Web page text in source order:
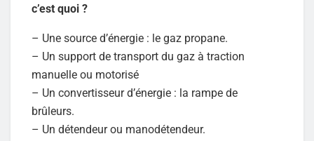
c’est quoi ?
– Une source d’énergie : le gaz propane.
– Un support de transport du gaz à traction
manuelle ou motorisé
– Un convertisseur d’énergie : la rampe de
brûleurs.
– Un détendeur ou manodétendeur.